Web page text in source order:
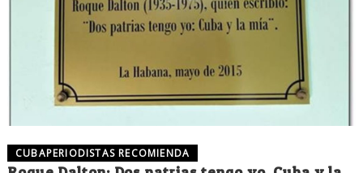
CUBAPERIODISTAS RECOMIENDA